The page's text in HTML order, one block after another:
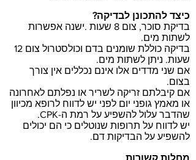
כיצד להתכונן לבדיקה?
בדיקת סוכר, צום 8 שעות .ישנה אפשרות
לשתות מים.
בדיקה כוללת שומנים בדם וכולסטרול צום 12
שעות. ניתן לשתות מים.
אם שני מדדים אלו אינם נכללים אין צורך
בצום.
אם קיבלתם זריקה לשריר או נפלתם לאחרונה
או מאמץ גופני יום לפני יש לדווח לרופא מכיוון
שהדבר עלול להשפיע על רמת ה-CPK.
יש לדווח על תרופות שנוטלים כי הם יכולים
להשפיע על הבדיקות דם.
מחלות קשורות